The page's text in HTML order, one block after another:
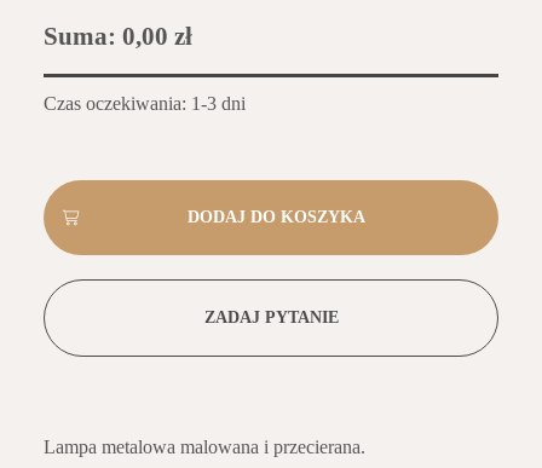
Suma: 0,00 zł
Czas oczekiwania: 1-3 dni
ZADAJ PYTANIE
Lampa metalowa malowana i przecierana.